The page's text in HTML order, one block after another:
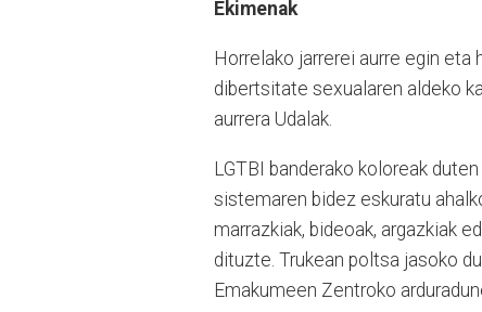
Ekimenak
Horrelako jarrerei aurre egin
dibertsitate sexualaren aldeko
aurrera Udalak.
LGTBI banderako koloreak
sistemaren bidez eskuratu
marrazkiak, bideoak, argazkiak
dituzte. Trukean poltsa jasoko
Emakumeen Zentroko